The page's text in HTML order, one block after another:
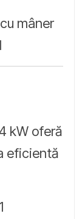
mâner
kW oferă
eficientă